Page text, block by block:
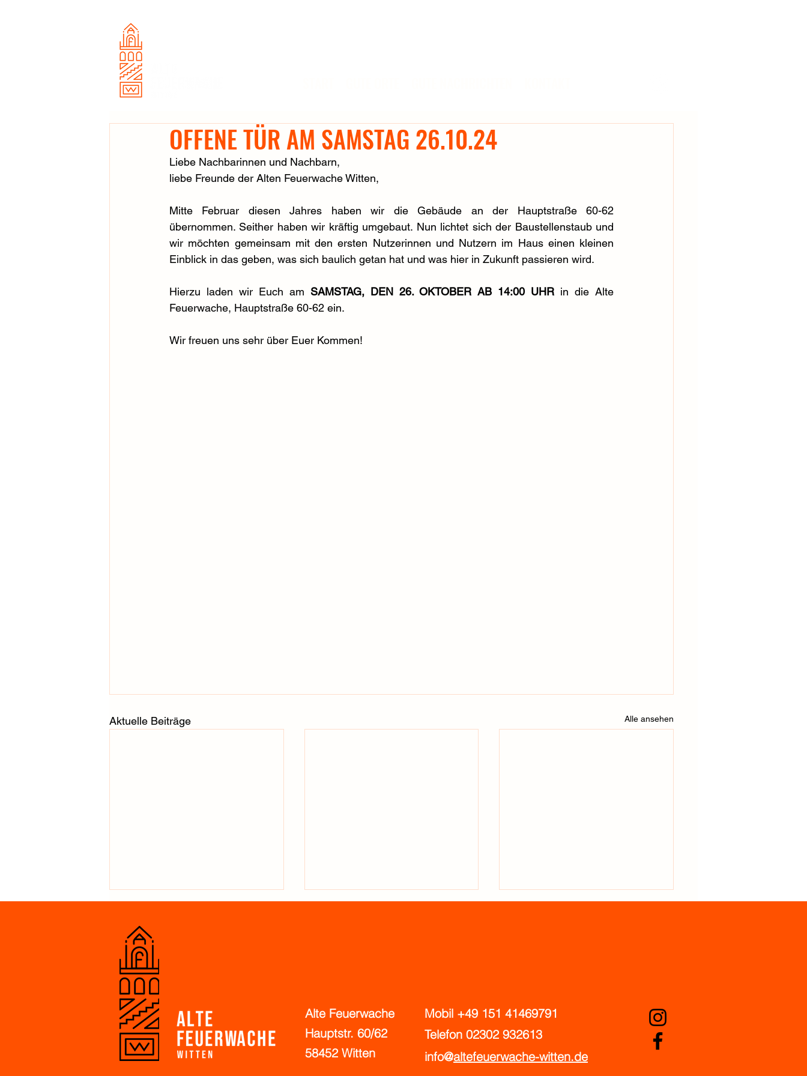
OFFENE TÜR AM SAMSTAG 26.10.24
Liebe Nachbarinnen und Nachbarn,
liebe Freunde der Alten Feuerwache Witten,
Mitte Februar diesen Jahres haben wir die Gebäude an der Hauptstraße 60-62
übernommen. Seither haben wir kräftig umgebaut. Nun lichtet sich der Baustellenstaub und
wir möchten gemeinsam mit den ersten Nutzerinnen und Nutzern im Haus einen kleinen
Einblick in das geben, was sich baulich getan hat und was hier in Zukunft passieren wird.
Hierzu laden wir Euch am SAMSTAG, DEN 26. OKTOBER AB 14:00 UHR in die Alte
Feuerwache, Hauptstraße 60-62 ein.
Wir freuen uns sehr über Euer Kommen!
Aktuelle Beiträge Alle ansehen
JETZT ENTSTEHEN DIE BUDEN!
DAS RATHAUS WITTEN -
STRATEGIEN ZUR
INNENSTADTENTWICKLUNG
Alte Feuerwache
Hauptstr. 60/62
58452 Witten
Mobil +49 151 41469791
Telefon 02302 932613
info@altefeuerwache-witten.de